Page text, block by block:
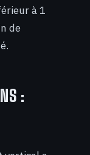
à 1
de
: